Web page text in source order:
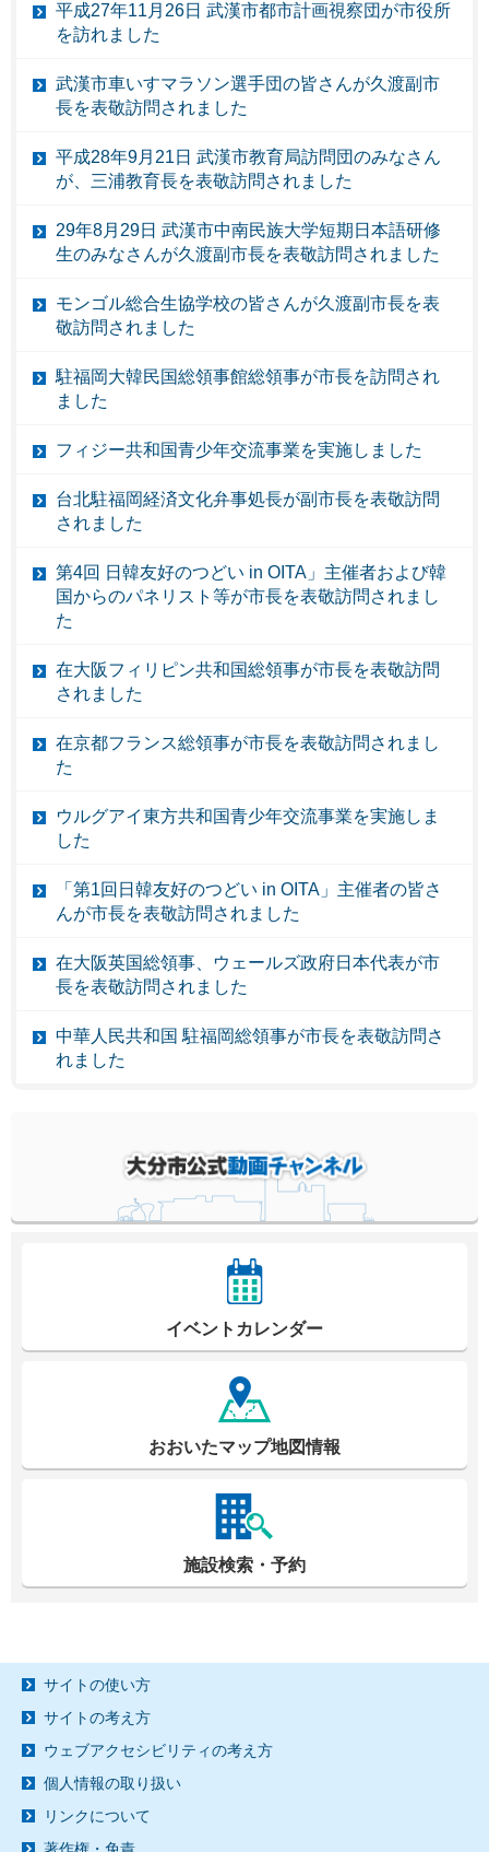
平成27年11月26日 武漢市都市計画視察団が市役所
を訪れました
武漢市車いすマラソン選手団の皆さんが久渡副市
長を表敬訪問されました
平成28年9月21日 武漢市教育局訪問団のみなさん
が、三浦教育長を表敬訪問されました
29年8月29日 武漢市中南民族大学短期日本語研修
生のみなさんが久渡副市長を表敬訪問されました
モンゴル総合生協学校の皆さんが久渡副市長を表
敬訪問されました
駐福岡大韓民国総領事館総領事が市長を訪問され
ました
フィジー共和国青少年交流事業を実施しました
台北駐福岡経済文化弁事処長が副市長を表敬訪問
されました
第4回 日韓友好のつどい in OITA」主催者および韓
国からのパネリスト等が市長を表敬訪問されまし
た
在大阪フィリピン共和国総領事が市長を表敬訪問
されました
在京都フランス総領事が市長を表敬訪問されまし
た
ウルグアイ東方共和国青少年交流事業を実施しま
した
「第1回日韓友好のつどい in OITA」主催者の皆さ
んが市長を表敬訪問されました
在大阪英国総領事、ウェールズ政府日本代表が市
長を表敬訪問されました
中華人民共和国 駐福岡総領事が市長を表敬訪問さ
れました
イベントカレンダー
おおいたマップ地図情報
施設検索・予約
サイトの使い方
サイトの考え方
ウェブアクセシビリティの考え方
個人情報の取り扱い
リンクについて